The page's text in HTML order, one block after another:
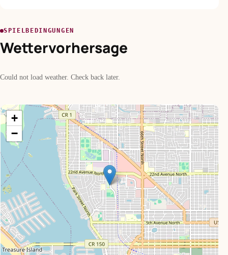
SPIELBEDINGUNGEN
Wettervorhersage
Could not load weather. Check back later.
+
−